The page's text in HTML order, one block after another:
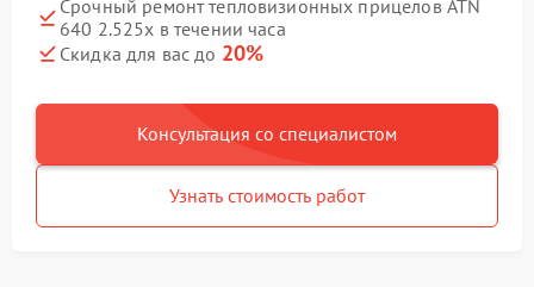
Срочный ремонт тепловизионных прицелов ATN
640 2.525x в течении часа
Скидка для вас до 20%
Консультация со специалистом
Узнать стоимость работ